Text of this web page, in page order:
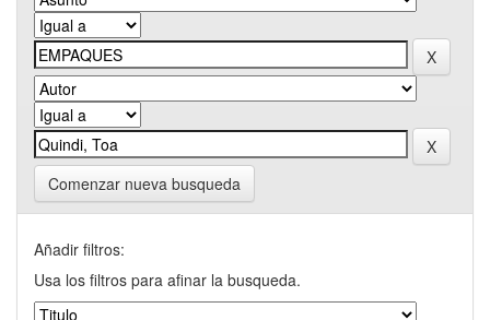
Comenzar nueva busqueda
Añadir filtros:
Usa los filtros para afinar la busqueda.